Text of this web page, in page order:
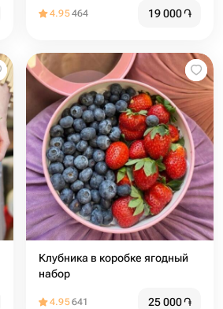
4.95464 19 000֏
Клубника в коробке ягодный
набор
4.95641 25 000֏